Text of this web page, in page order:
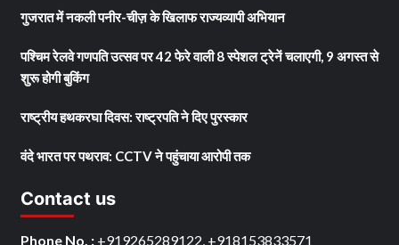
गुजरात में नकली पनीर-चीज़ के खिलाफ राज्यव्यापी अभियान
पश्चिम रेलवे गणपति उत्सव पर 42 फेरे वाली 8 स्पेशल ट्रेनें चलाएगी, 9 अगस्त से
शुरू होगी बुकिंग
राष्ट्रीय हथकरघा दिवस: राष्ट्रपति ने दिए पुरस्कार
वंदे भारत पर पथराव: CCTV ने पहुंचाया आरोपी तक
Contact us
Phone No. : +919265289122, +918153833571